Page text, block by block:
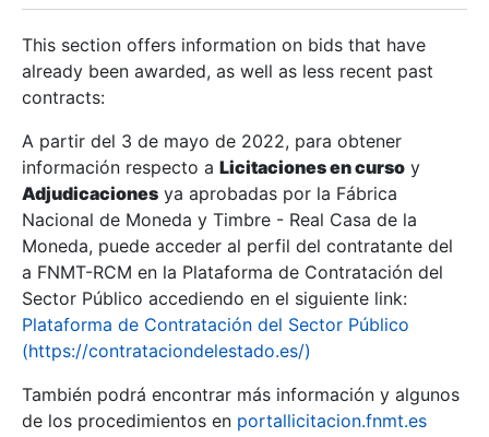
Show/Hide
Show/Hide
This section offers information on bids that have
already been awarded, as well as less recent past
contracts:
A partir del 3 de mayo de 2022, para obtener
información respecto a Licitaciones en curso y
Adjudicaciones ya aprobadas por la Fábrica
Nacional de Moneda y Timbre - Real Casa de la
Moneda, puede acceder al perfil del contratante del
a FNMT-RCM en la Plataforma de Contratación del
Sector Público accediendo en el siguiente link:
Plataforma de Contratación del Sector Público
(https://contrataciondelestado.es/)
También podrá encontrar más información y algunos
de los procedimientos en portallicitacion.fnmt.es